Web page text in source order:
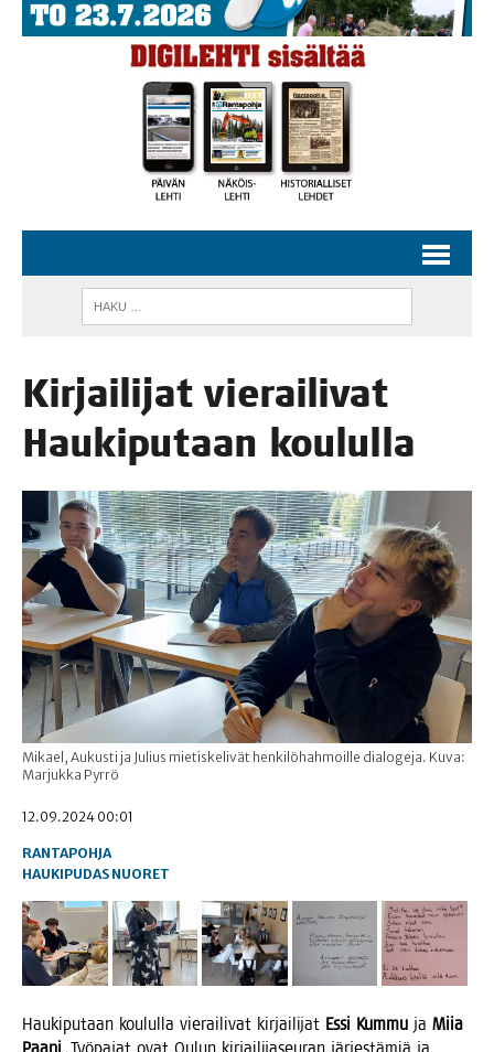
Kir­jai­li­jat vie­rai­li­vat
Hau­ki­pu­taan koululla
Mikael, Aukusti ja Julius mietiskelivät henkilöhahmoille dialogeja. Kuva:
Marjukka Pyrrö
12.09.2024 00:01
RANTAPOHJA
HAUKIPUDAS NUORET
Hau­ki­pu­taan kou­lul­la vie­rai­li­vat kir­jai­li­jat Essi Kum­mu ja Miia